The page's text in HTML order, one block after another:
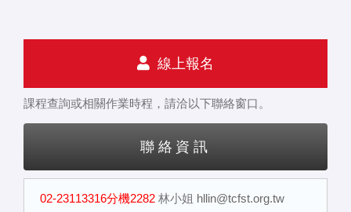
線上報名
課程查詢或相關作業時程，請洽以下聯絡窗口。
聯絡資訊
02-23113316分機2282 林小姐 hllin@tcfst.org.tw